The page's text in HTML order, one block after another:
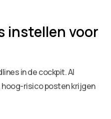
instellen voor
in de cockpit. AI
risico posten krijgen